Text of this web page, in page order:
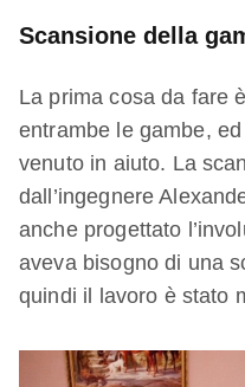
Scansione della
La prima cosa da fare
entrambe le gambe,
venuto in aiuto. La
dall’ingegnere
anche progettato
aveva bisogno di una
quindi il lavoro è stato